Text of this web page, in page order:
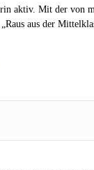
aktiv. Mit der
aus der